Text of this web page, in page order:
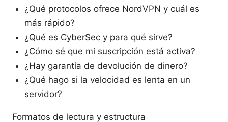
¿Qué protocolos ofrece NordVPN y cuál es
más rápido?
¿Qué es CyberSec y para qué sirve?
¿Cómo sé que mi suscripción está activa?
¿Hay garantía de devolución de dinero?
¿Qué hago si la velocidad es lenta en un
servidor?
Formatos de lectura y estructura